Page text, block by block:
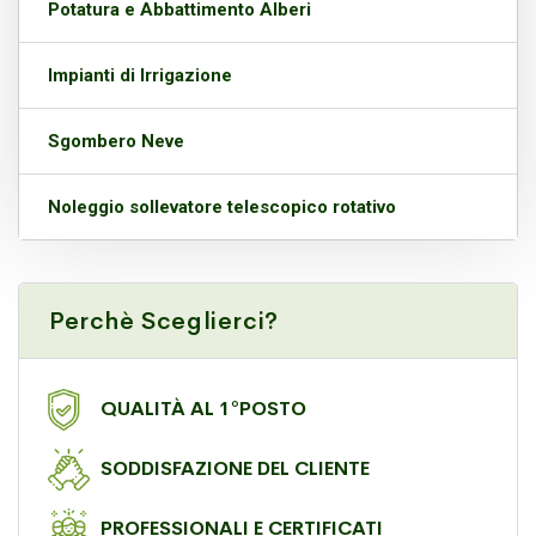
Potatura e Abbattimento Alberi
Impianti di Irrigazione
Sgombero Neve
Noleggio sollevatore telescopico rotativo
Perchè Sceglierci?
QUALITÀ AL 1°POSTO
SODDISFAZIONE DEL CLIENTE
PROFESSIONALI E CERTIFICATI